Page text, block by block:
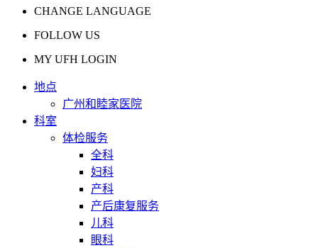
CHANGE LANGUAGE
FOLLOW US
MY UFH LOGIN
地点
广州和睦家医院
科室
体检服务
全科
妇科
产科
产后康复服务
儿科
眼科